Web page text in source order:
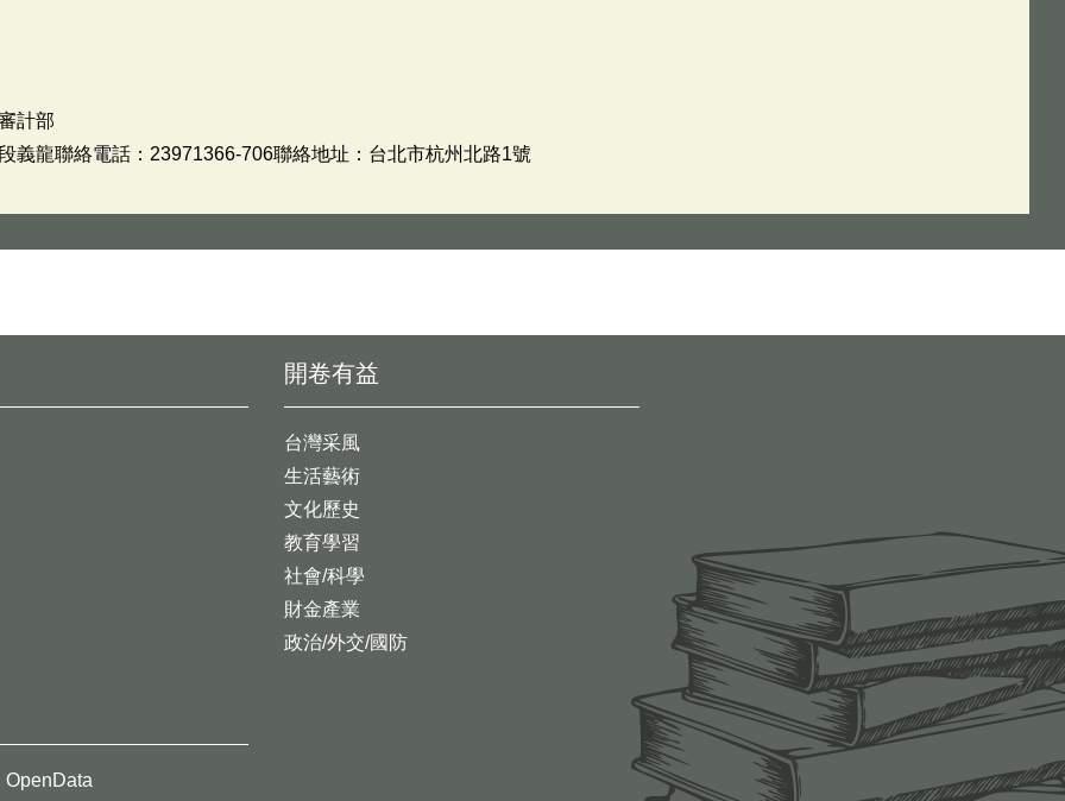
計部
義龍聯絡電話：23971366-706聯絡地址：台北市杭州北路1號
開卷有益
台灣采風
生活藝術
文化歷史
教育學習
社會/科學
財金產業
政治/外交/國防
OpenData